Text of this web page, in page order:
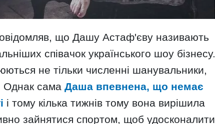
що Дашу Астаф'єву називають
співачок українського шоу бізнесу.
не тільки численні шанувальники,
Однак сама Даша впевнена, що немає
і тому кілька тижнів тому вона вирішила
зайнятися спортом, щоб удосконалити